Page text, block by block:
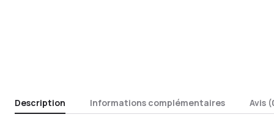
Description Informations complémentaires Avis